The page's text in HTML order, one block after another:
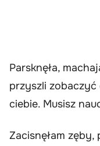
Parsknęła,
przyszli zobaczyć
ciebie. Musisz
Zacisnęłam